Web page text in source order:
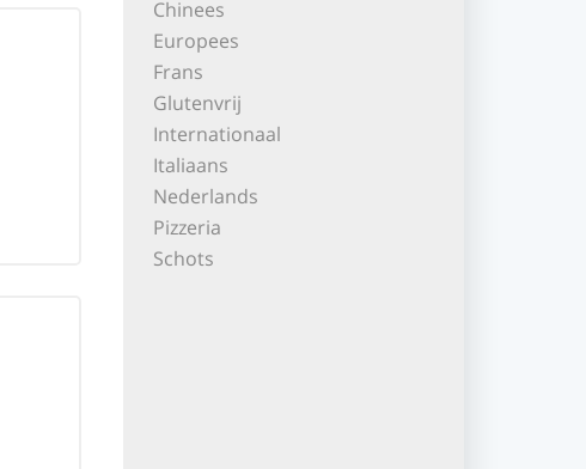
Chinees
Europees
Frans
Glutenvrij
Internationaal
Italiaans
Nederlands
Pizzeria
Schots